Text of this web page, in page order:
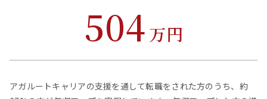
504 万円
アガルートキャリアの支援を通して転職をされた方のうち、約